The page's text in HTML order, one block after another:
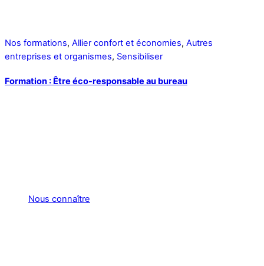
Nos formations, Allier confort et économies, Autres
entreprises et organismes, Sensibiliser
Formation : Être éco-responsable au bureau
Nous connaître